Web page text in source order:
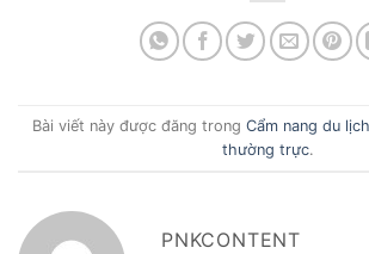
Bài viết này được đăng trong Cẩm nang du lịch
thường trực.
PNKCONTENT